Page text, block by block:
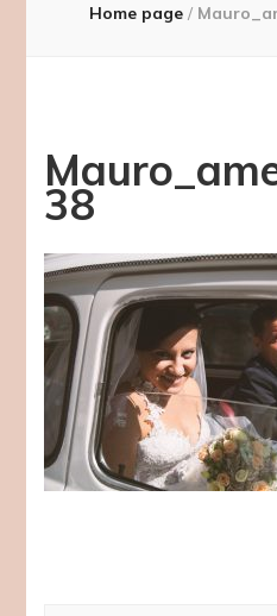
Home page /
38